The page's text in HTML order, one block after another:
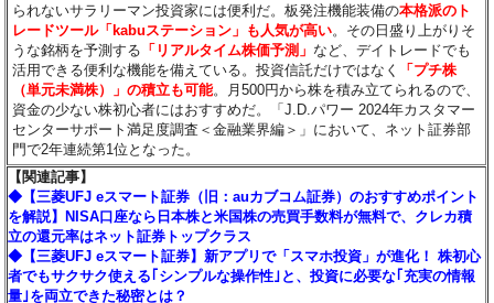
られないサラリーマン投資家には便利だ。板発注機能装備の本格派のト
レードツール「kabuステーション」も人気が高い。その日盛り上がりそ
うな銘柄を予測する 「リアルタイム株価予測」 など、デイトレードでも
活用できる便利な機能を備えている。投資信託だけではなく
「プチ株
（単元未満株）」の積立も可能。月500円から株を積み立てられるので、
資金の少ない株初心者にはおすすめだ。「J.D.パワー 2024年カスタマー
センターサポート満足度調査＜金融業界編＞」において、ネット証券部
門で2年連続第1位となった。
【関連記事】
◆【三菱UFJ eスマート証券（旧：auカブコム証券）のおすすめポイント
を解説】NISA口座なら日本株と米国株の売買手数料が無料で、クレカ積
立の還元率はネット証券トップクラス
◆【三菱UFJ eスマート証券】新アプリで「スマホ投資」が進化！ 株初心
者でもサクサク使える｢シンプルな操作性｣と、投資に必要な｢充実の情報
量｣を両立できた秘密とは？